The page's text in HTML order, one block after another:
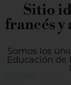
Sitio
francés
Somos los
Educación de